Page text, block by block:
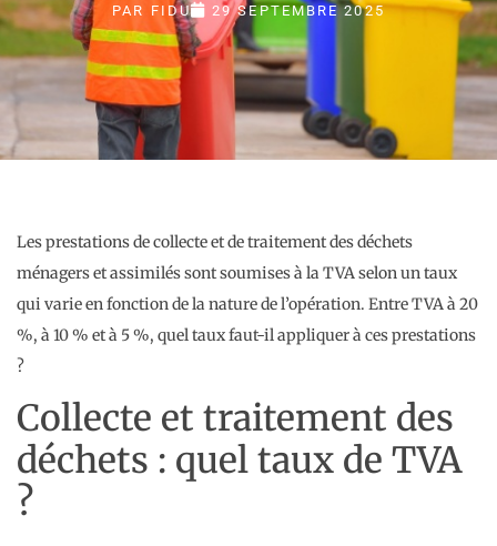
PAR FIDU 29 SEPTEMBRE 2025
Les prestations de collecte et de traitement des déchets
ménagers et assimilés sont soumises à la TVA selon un taux
qui varie en fonction de la nature de l’opération. Entre TVA à 20
%, à 10 % et à 5 %, quel taux faut-il appliquer à ces prestations
?
Collecte et traitement des
déchets : quel taux de TVA
?